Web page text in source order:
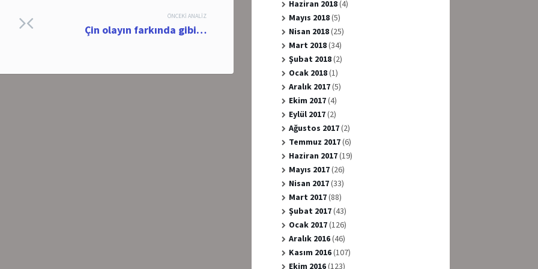
ÖNCEKI ANALIZ
Çin olayın farkında gibi…
Haziran 2018(4)
Mayıs 2018(5)
Nisan 2018(25)
Mart 2018(34)
Şubat 2018(2)
Ocak 2018(1)
Aralık 2017(5)
Ekim 2017(4)
Eylül 2017(2)
Ağustos 2017(2)
Temmuz 2017(6)
Haziran 2017(19)
Mayıs 2017(26)
Nisan 2017(33)
Mart 2017(88)
Şubat 2017(43)
Ocak 2017(126)
Aralık 2016(46)
Kasım 2016(107)
Ekim 2016(123)